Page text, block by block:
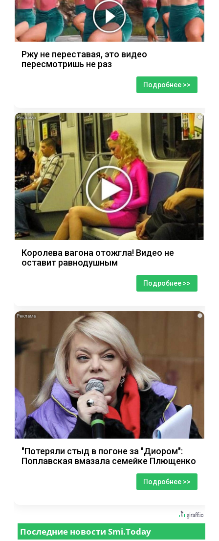
Ржу не переставая, это видео
пересмотришь не раз
Подробнее >>
i
Королева вагона отожгла! Видео не
оставит равнодушным
Подробнее >>
i
"Потеряли стыд в погоне за "Диором":
Поплавская вмазала семейке Плющенко
Подробнее >>